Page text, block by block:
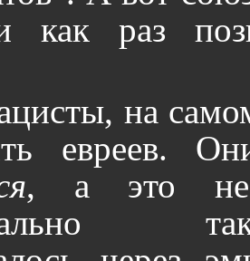
как раз
на
евреев.
, а это